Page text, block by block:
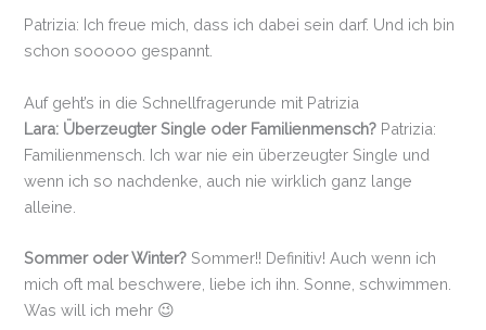
Patrizia: Ich freue mich, dass ich dabei sein darf. Und ich bin
schon sooooo gespannt.
Auf geht’s in die Schnellfragerunde mit Patrizia
Lara: Überzeugter Single oder Familienmensch? Patrizia:
Familienmensch. Ich war nie ein überzeugter Single und
wenn ich so nachdenke, auch nie wirklich ganz lange
alleine.
Sommer oder Winter? Sommer!! Definitiv! Auch wenn ich
mich oft mal beschwere, liebe ich ihn. Sonne, schwimmen.
Was will ich mehr 😉